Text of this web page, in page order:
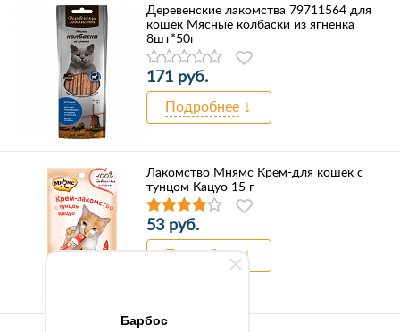
Барбос
Деревенские лакомства 79711564 для
кошек Мясные колбаски из ягненка
8шт*50г
171 руб.
Подробнее
Лакомство Мнямс Крем-для кошек с
тунцом Кацуо 15 г
53 руб.
Подробнее